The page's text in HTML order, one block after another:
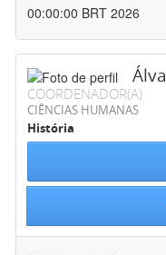
00:00:00 BRT 2026
COORDENADOR(A)
CIÊNCIAS HUMANAS
História